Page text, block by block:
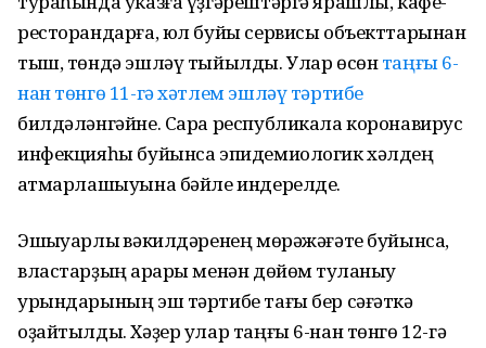
ресторандарға, юл буйы сервисы объекттарынан
тыш, төндә эшләү тыйылды. Улар өсөнтаңғы 6-
нан төнгө 11-гә хәтлем эшләү тәртибе
билдәләнгәйне. Сара республикала коронавирус
инфекцияһы буйынса эпидемиологик хәлдең
ҡатмарлашыуына бәйле индерелде.
Эшҡыуарлыҡ вәкилдәренең мөрәжәғәте буйынса,
властарҙың ҡарары менән дөйөм туҡланыу
урындарының эш тәртибе тағы бер сәғәткә
оҙайтылды. Хәҙер улар таңғы 6-нан төнгө 12-гә